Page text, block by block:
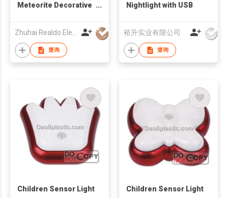
Meteorite Decorative
查询
Nightlight with USB
裕升实业有限公司
查询
Children Sensor Light Children Sensor Light